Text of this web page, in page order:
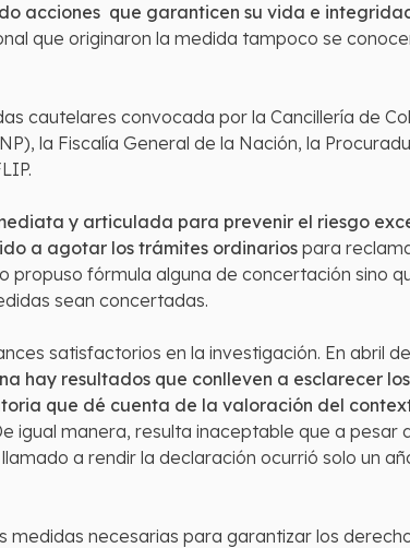
acciones que garanticen su vida e
que originaron la medida tampoco se
cautelares convocada por la Cancillería de
la Fiscalía General de la Nación, la
y articulada para prevenir el riesgo
a agotar los trámites ordinarios para
fórmula alguna de concertación sino
sean concertadas.
satisfactorios en la investigación. En abril
hay resultados que conlleven a esclarecer
que dé cuenta de la valoración del
igual manera, resulta inaceptable que a pesar
a rendir la declaración ocurrió solo un
necesarias para garantizar los